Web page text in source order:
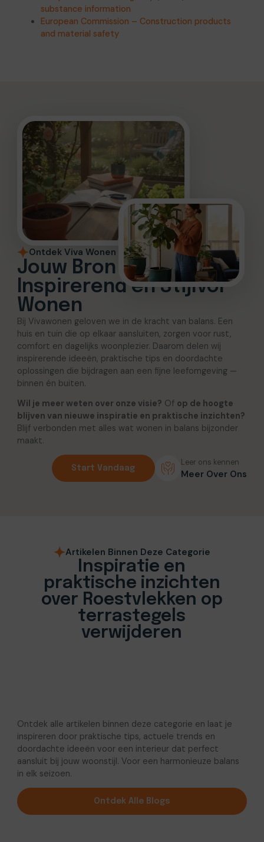
substance information
European Commission – Construction products
and material safety
Ontdek Viva Wonen
Jouw Bron voor
Inspirerend en Stijlvol
Wonen
Bij Vivawonen geloven we in de kracht van balans. Een
huis en tuin die op elkaar aansluiten, zorgen voor rust,
comfort en dagelijks woonplezier. Daarom delen wij
inspirerende ideeën, praktische tips en doordachte
oplossingen die bijdragen aan een fijne leefomgeving —
binnen én buiten.
Wil je meer weten over onze visie? Of op de hoogte
blijven van nieuwe inspiratie en praktische inzichten?
Blijf verbonden met alles wat wonen in balans bijzonder
maakt.
Start Vandaag
Leer ons kennen
Meer Over Ons
Artikelen Binnen Deze Categorie
Inspiratie en
praktische inzichten
over Roestvlekken op
terrastegels
verwijderen
Ontdek alle artikelen binnen deze categorie en laat je
inspireren door praktische tips, actuele trends en
doordachte ideeën voor een interieur dat perfect
aansluit bij jouw woonstijl. Voor een harmonieuze balans
in elk seizoen.
Ontdek Alle Blogs